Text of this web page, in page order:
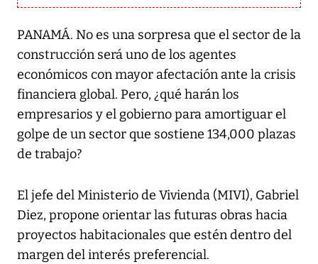
PANAMÁ. No es una sorpresa que el sector de la
construcción será uno de los agentes
económicos con mayor afectación ante la crisis
financiera global. Pero, ¿qué harán los
empresarios y el gobierno para amortiguar el
golpe de un sector que sostiene 134,000 plazas
de trabajo?
El jefe del Ministerio de Vivienda (MIVI), Gabriel
Diez, propone orientar las futuras obras hacia
proyectos habitacionales que estén dentro del
margen del interés preferencial.